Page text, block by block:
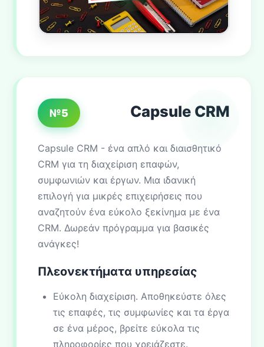
№5 Capsule CRM
Capsule CRM - ένα απλό και διαισθητικό
CRM για τη διαχείριση επαφών,
συμφωνιών και έργων. Μια ιδανική
επιλογή για μικρές επιχειρήσεις που
αναζητούν ένα εύκολο ξεκίνημα με ένα
CRM. Δωρεάν πρόγραμμα για βασικές
ανάγκες!
Πλεονεκτήματα υπηρεσίας
Εύκολη διαχείριση. Αποθηκεύστε όλες
τις επαφές, τις συμφωνίες και τα έργα
σε ένα μέρος, βρείτε εύκολα τις
πληροφορίες που χρειάζεστε.